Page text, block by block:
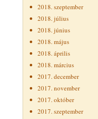
2018. szeptember
2018. július
2018. június
2018. május
2018. április
2018. március
2017. december
2017. november
2017. október
2017. szeptember